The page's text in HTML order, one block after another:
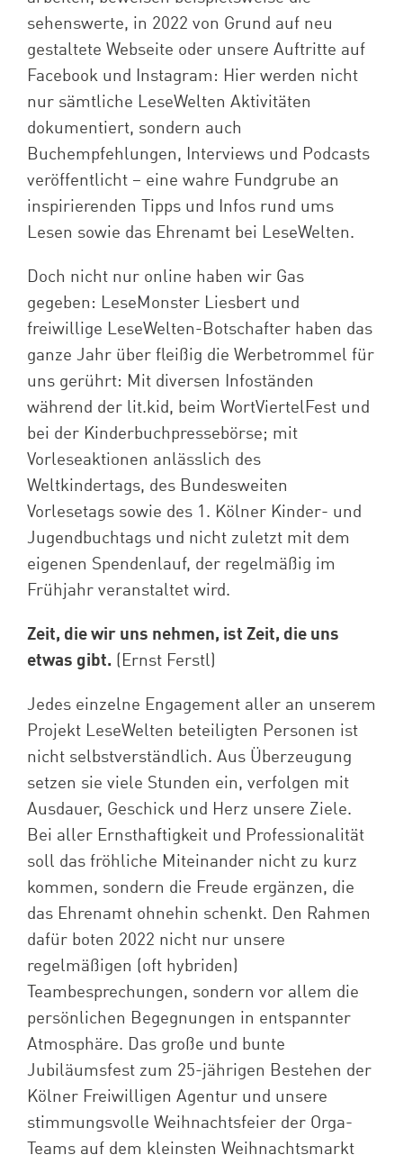
sehenswerte, in 2022 von Grund auf neu
gestaltete Webseite oder unsere Auftritte auf
Facebook und Instagram: Hier werden nicht
nur sämtliche LeseWelten Aktivitäten
dokumentiert, sondern auch
Buchempfehlungen, Interviews und Podcasts
veröffentlicht – eine wahre Fundgrube an
inspirierenden Tipps und Infos rund ums
Lesen sowie das Ehrenamt bei LeseWelten.
Doch nicht nur online haben wir Gas
gegeben: LeseMonster Liesbert und
freiwillige LeseWelten-Botschafter haben das
ganze Jahr über fleißig die Werbetrommel für
uns gerührt: Mit diversen Infoständen
während der lit.kid, beim WortViertelFest und
bei der Kinderbuchpressebörse; mit
Vorleseaktionen anlässlich des
Weltkindertags, des Bundesweiten
Vorlesetags sowie des 1. Kölner Kinder- und
Jugendbuchtags und nicht zuletzt mit dem
eigenen Spendenlauf, der regelmäßig im
Frühjahr veranstaltet wird.
Zeit, die wir uns nehmen, ist Zeit, die uns
etwas gibt.(Ernst Ferstl)
Jedes einzelne Engagement aller an unserem
Projekt LeseWelten beteiligten Personen ist
nicht selbstverständlich. Aus Überzeugung
setzen sie viele Stunden ein, verfolgen mit
Ausdauer, Geschick und Herz unsere Ziele.
Bei aller Ernsthaftigkeit und Professionalität
soll das fröhliche Miteinander nicht zu kurz
kommen, sondern die Freude ergänzen, die
das Ehrenamt ohnehin schenkt. Den Rahmen
dafür boten 2022 nicht nur unsere
regelmäßigen (oft hybriden)
Teambesprechungen, sondern vor allem die
persönlichen Begegnungen in entspannter
Atmosphäre. Das große und bunte
Jubiläumsfest zum 25-jährigen Bestehen der
Kölner Freiwilligen Agentur und unsere
stimmungsvolle Weihnachtsfeier der Orga-
Teams auf dem kleinsten Weihnachtsmarkt